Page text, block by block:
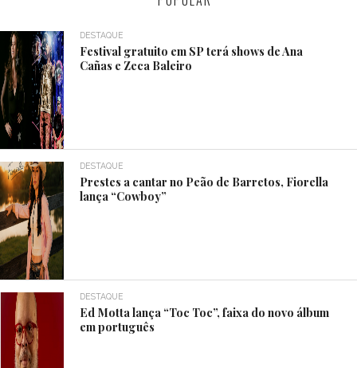
DESTAQUE
Festival gratuito em SP terá shows de Ana
Cañas e Zeca Baleiro
DESTAQUE
Prestes a cantar no Peão de Barretos, Fiorella
lança “Cowboy”
DESTAQUE
Ed Motta lança “Toc Toc”, faixa do novo álbum
em português